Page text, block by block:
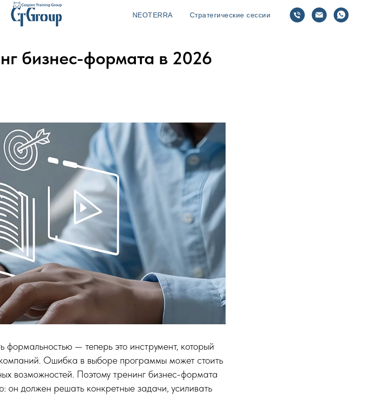
NEOTERRA Стратегические сессии
бизнес-формата в 2026
формальностью — теперь это инструмент, который
Ошибка в выборе программы может стоить
возможностей. Поэтому тренинг бизнес-формата
он должен решать конкретные задачи, усиливать